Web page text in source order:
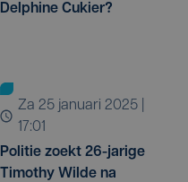
Delphine Cukier?
za 25 januari 2025 |
17:01
Politie zoekt 26-jarige
Timothy Wilde na